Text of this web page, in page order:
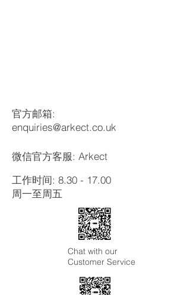
官方邮箱:
enquiries@arkect.co.uk
微信官方客服: Arkect
工作时间: 8.30 - 17.00
​周一至周五
Chat with our
Customer Service